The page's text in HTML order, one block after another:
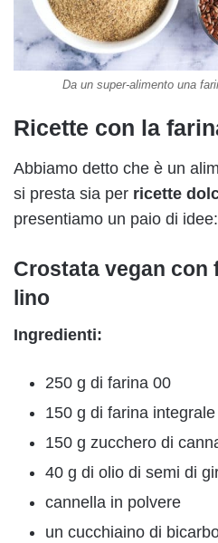
Da un super-alimento una
Ricette con la
Abbiamo detto che è un
si presta sia per ricette
presentiamo un paio di idee:
Crostata vegan con
lino
Ingredienti:
250 g di farina 00
150 g di farina integrale
150 g zucchero di
40 g di olio di semi di
cannella in polvere
un cucchiaino di